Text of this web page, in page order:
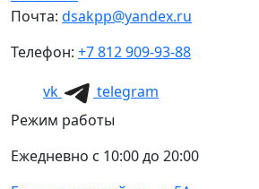
Почта: dsakpp@yandex.ru
Телефон: +7 812 909-93-88
vk
telegram
Режим работы
Ежедневно с 10:00 до 20:00